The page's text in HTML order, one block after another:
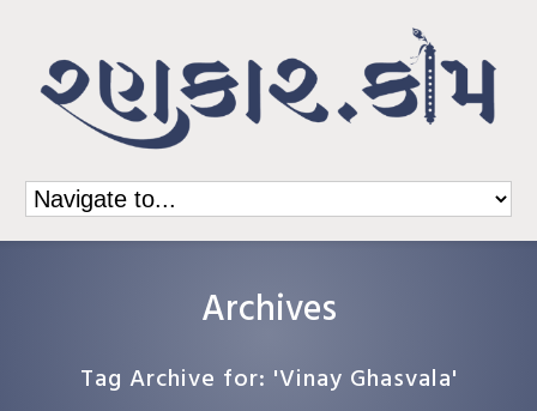
Archives
Tag Archive for: 'Vinay Ghasvala'